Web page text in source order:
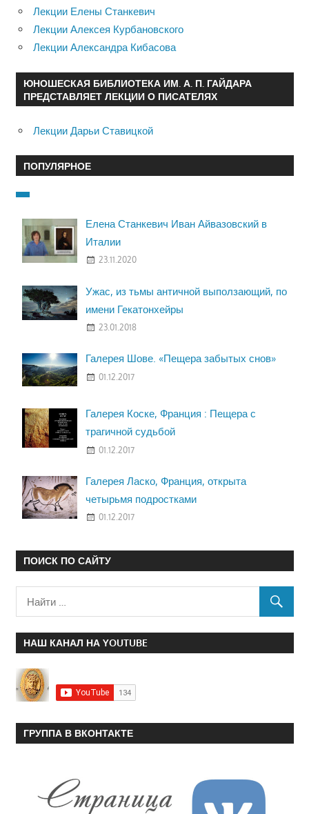
Лекции Елены Станкевич
Лекции Алексея Курбановского
Лекции Александра Кибасова
ЮНОШЕСКАЯ БИБЛИОТЕКА ИМ. А. П. ГАЙДАРА
ПРЕДСТАВЛЯЕТ ЛЕКЦИИ О ПИСАТЕЛЯХ
Лекции Дарьи Ставицкой
ПОПУЛЯРНОЕ
Елена Станкевич Иван Айвазовский в
Италии
23.11.2020
Ужас, из тьмы античной выползающий, по
имени Гекатонхейры
23.01.2018
Галерея Шове. «Пещера забытых снов»
01.12.2017
Галерея Коске, Франция : Пещера с
трагичной судьбой
01.12.2017
Галерея Ласко, Франция, открыта
четырьмя подростками
01.12.2017
ПОИСК ПО САЙТУ
НАШ КАНАЛ НА YOUTUBE
ГРУППА В ВКОНТАКТЕ